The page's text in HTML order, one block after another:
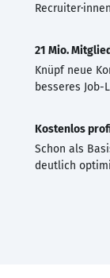
21 Mio.
Knüpf neue
besseres Job-
Kostenlos
Schon als
deutlich